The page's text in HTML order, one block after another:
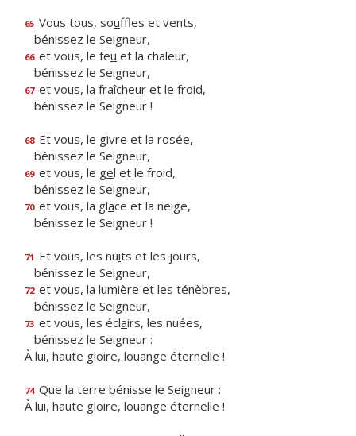
65 Vous tous, souffles et vents,
bénissez le Seigneur,
66 et vous, le feu et la chaleur,
bénissez le Seigneur,
67 et vous, la fraîcheur et le froid,
bénissez le Seigneur !
68 Et vous, le givre et la rosée,
bénissez le Seigneur,
69 et vous, le gel et le froid,
bénissez le Seigneur,
70 et vous, la glace et la neige,
bénissez le Seigneur !
71 Et vous, les nuits et les jours,
bénissez le Seigneur,
72 et vous, la lumière et les ténèbres,
bénissez le Seigneur,
73 et vous, les éclairs, les nuées,
bénissez le Seigneur :
À lui, haute gloire, louange éternelle !
74 Que la terre bénisse le Seigneur :
À lui, haute gloire, louange éternelle !